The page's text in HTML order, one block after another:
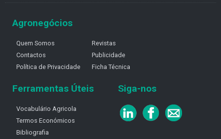
Agronegócios
Quem Somos
Contactos
Política de Privacidade
Revistas
Publicidade
Ficha Técnica
Ferramentas Úteis
Vocabulário Agricola
Termos Económicos
Bibliografia
Siga-nos